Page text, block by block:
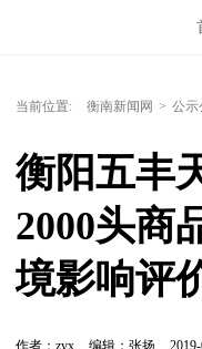
当前位置: 衡南新闻网 > 公示
衡阳五丰
2000头商
境影响评
作者：zyx 编辑：张扬